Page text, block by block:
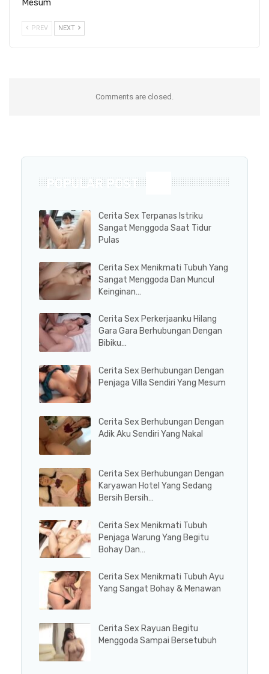
Mesum
PREV NEXT
Comments are closed.
POPULAR POST
Cerita Sex Terpanas Istriku
Sangat Menggoda Saat Tidur
Pulas
Cerita Sex Menikmati Tubuh Yang
Sangat Menggoda Dan Muncul
Keinginan…
Cerita Sex Perkerjaanku Hilang
Gara Gara Berhubungan Dengan
Bibiku…
Cerita Sex Berhubungan Dengan
Penjaga Villa Sendiri Yang Mesum
Cerita Sex Berhubungan Dengan
Adik Aku Sendiri Yang Nakal
Cerita Sex Berhubungan Dengan
Karyawan Hotel Yang Sedang
Bersih Bersih…
Cerita Sex Menikmati Tubuh
Penjaga Warung Yang Begitu
Bohay Dan…
Cerita Sex Menikmati Tubuh Ayu
Yang Sangat Bohay & Menawan
Cerita Sex Rayuan Begitu
Menggoda Sampai Bersetubuh